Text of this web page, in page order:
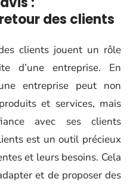
des clients
clients jouent un rôle
d’une entreprise. En
entreprise peut non
et services, mais
avec ses clients
est un outil précieux
et leurs besoins. Cela
et de proposer des